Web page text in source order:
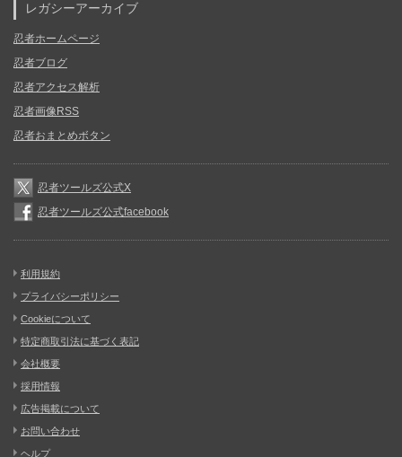
レガシーアーカイブ
忍者ホームページ
忍者ブログ
忍者アクセス解析
忍者画像RSS
忍者おまとめボタン
忍者ツールズ公式X
忍者ツールズ公式facebook
利用規約
プライバシーポリシー
Cookieについて
特定商取引法に基づく表記
会社概要
採用情報
広告掲載について
お問い合わせ
ヘルプ